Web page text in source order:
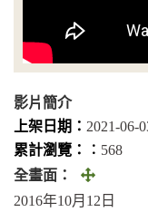
影片簡介
上架日期： 2021-06-
累計瀏覽：︰ 568
全畫面：
全
畫
2016年10月12日